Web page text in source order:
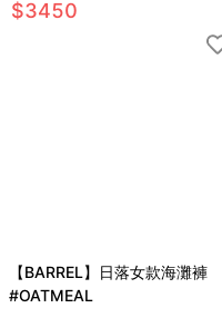
$3450
【BARREL】日落女款海灘褲
#OATMEAL